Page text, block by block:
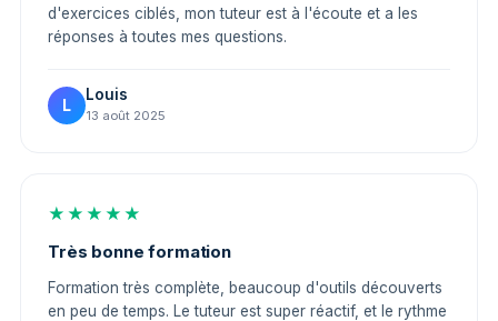
d'exercices ciblés, mon tuteur est à l'écoute et a les
réponses à toutes mes questions.
L
Louis
13 août 2025
★★★★★
Très bonne formation
Formation très complète, beaucoup d'outils découverts
en peu de temps. Le tuteur est super réactif, et le rythme